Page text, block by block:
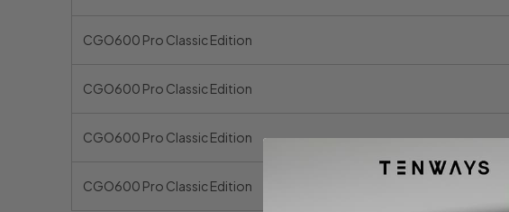
CGO600 Pro Classic Edition
CGO600 Pro Classic Edition
CGO600 Pro Classic Edition
CGO600 Pro Classic Edition